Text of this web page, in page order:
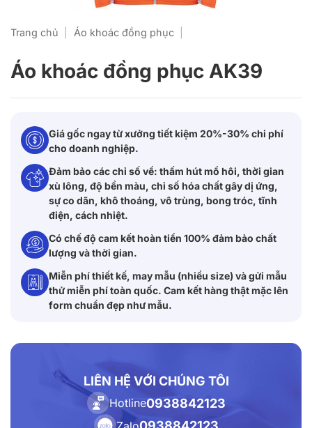
Trang chủ Áo khoác đồng phục
Áo khoác đồng phục AK39
Giá gốc ngay từ xưởng tiết kiệm 20%-30% chi phí
cho doanh nghiệp.
Đảm bảo các chỉ số về: thấm hút mồ hôi, thời gian
xù lông, độ bền màu, chỉ số hóa chất gây dị ứng,
sự co dãn, khô thoáng, vô trùng, bong tróc, tĩnh
điện, cách nhiệt.
Có chế độ cam kết hoàn tiền 100% đảm bảo chất
lượng và thời gian.
Miễn phí thiết kế, may mẫu (nhiều size) và gửi mẫu
thử miễn phí toàn quốc. Cam kết hàng thật mặc lên
form chuẩn đẹp như mẫu.
LIÊN HỆ VỚI CHÚNG TÔI
Hotline0938842123